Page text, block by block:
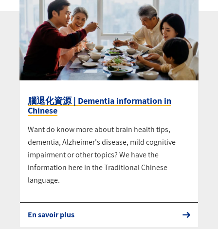
腦退化資源 | Dementia information in
Chinese
Want do know more about brain health tips,
dementia, Alzheimer's disease, mild cognitive
impairment or other topics? We have the
information here in the Traditional Chinese
language.
En savoir plus